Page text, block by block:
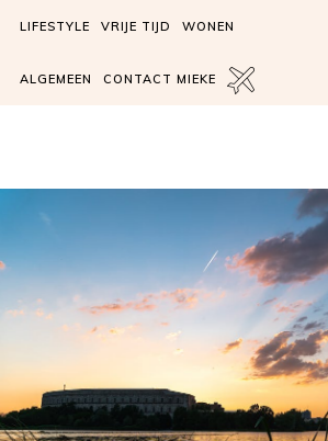
LIFESTYLE VRIJE TIJD WONEN
ALGEMEEN CONTACT MIEKE